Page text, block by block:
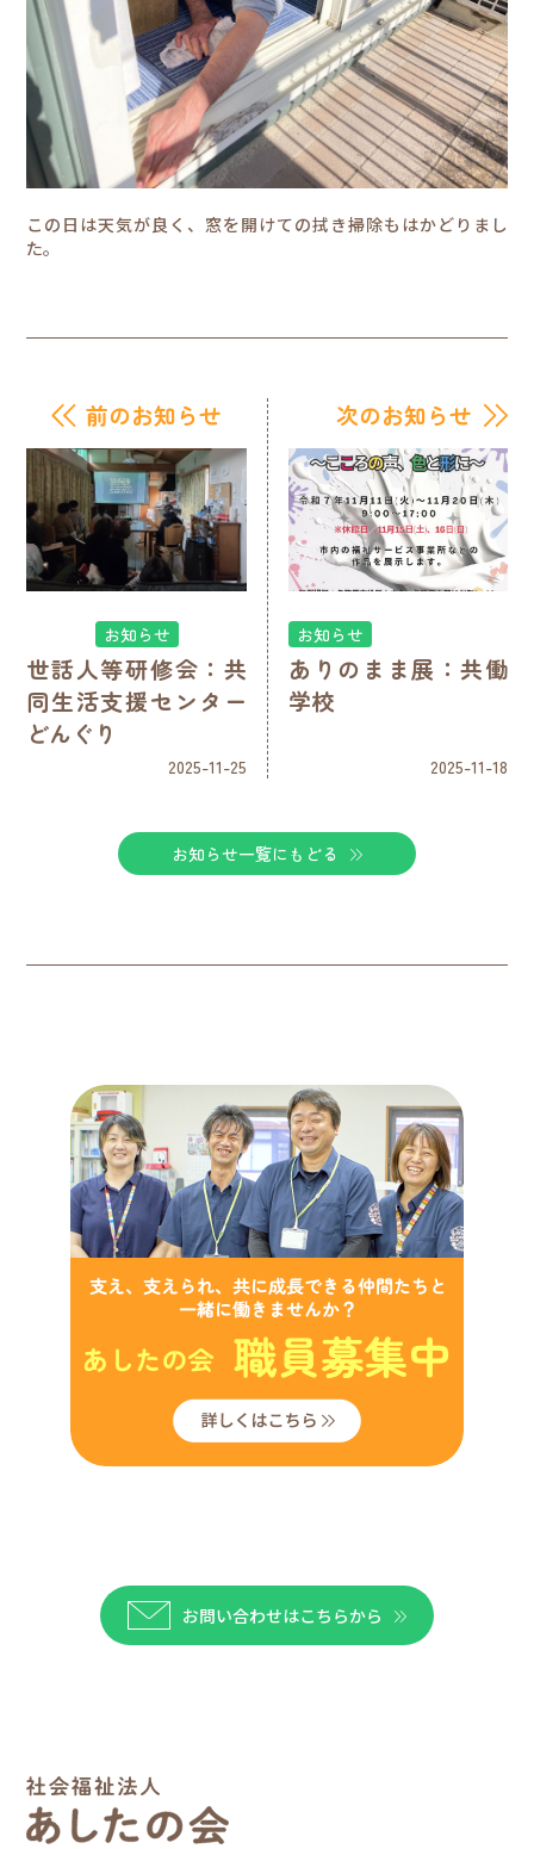
この日は天気が良く、窓を開けての拭き掃除もはかどりまし
た。
前のお知らせ
お知らせ
世話人等研修会：共
同生活支援センター
どんぐり
2025-11-25
次のお知らせ
お知らせ
ありのまま展：共働
学校
2025-11-18
お知らせ一覧にもどる
お問い合わせはこちらから